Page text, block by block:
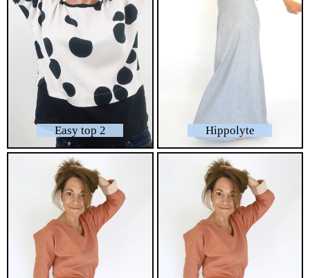
Easy top 2 Hippolyte